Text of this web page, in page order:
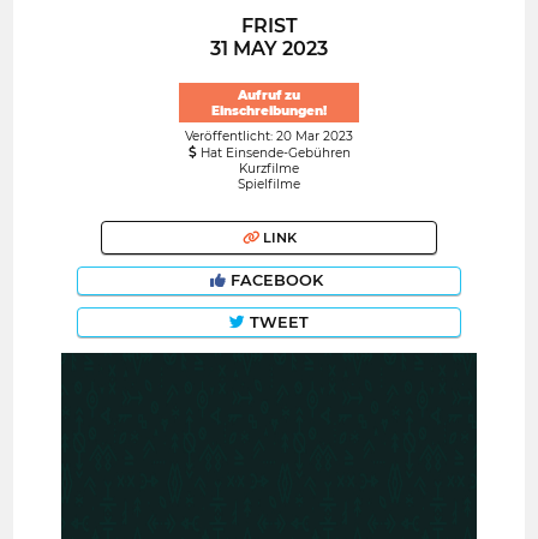
FRIST
31 MAY 2023
Aufruf zu
Einschreibungen!
Veröffentlicht: 20 Mar 2023
Hat Einsende-Gebühren
Kurzfilme
Spielfilme
LINK
FACEBOOK
TWEET